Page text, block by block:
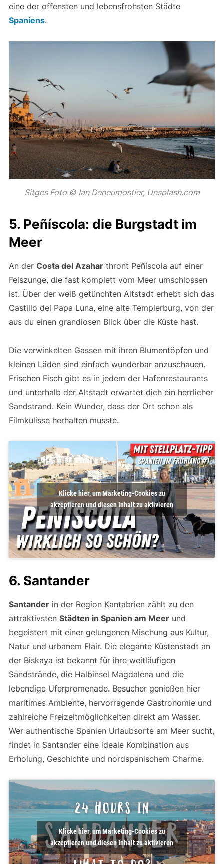
eine der offensten und lebensfrohsten Städte
Spaniens.
Sitges Foto © Ian Deneumostier, Unsplash.com
5. Peñíscola: die Burgstadt im
Meer
An der Costa del Azaharthront Peñíscola auf einer
Felszunge, die fast komplett vom Meer umschlossen
ist. Über der weiß getünchten Altstadt erhebt sich das
Castillo del Papa Luna, eine alte Templerburg, von der
aus du einen grandiosen Blick über die Küste hast.
Die verwinkelten Gassen mit ihren Blumentöpfen und
kleinen Läden sind einfach wunderbar anzuschauen.
Frischen Fisch gibt es in jedem der Hafenrestaurants
und unterhalb der Altstadt erwartet dich ein herrlicher
Sandstrand. Kein Wunder, dass der Ort schon als
Filmkulisse herhalten musste.
Klicke hier, um Marketing-Cookies zu
akzeptieren und diesen Inhalt zu aktivieren
6. Santander
Santanderin der Region Kantabrien zählt zu den
attraktivsten Städten in Spanien am Meerund
begeistert mit einer gelungenen Mischung aus Kultur,
Natur und urbanem Flair. Die elegante Küstenstadt an
der Biskaya ist bekannt für ihre weitläufigen
Sandstrände, die Halbinsel Magdalena und die
lebendige Uferpromenade. Besucher genießen hier
maritimes Ambiente, hervorragende Gastronomie und
zahlreiche Freizeitmöglichkeiten direkt am Wasser.
Wer authentische Spanien Urlaubsorte am Meer sucht,
findet in Santander eine ideale Kombination aus
Erholung, Geschichte und nordspanischem Charme.
Klicke hier, um Marketing-Cookies zu
akzeptieren und diesen Inhalt zu aktivieren